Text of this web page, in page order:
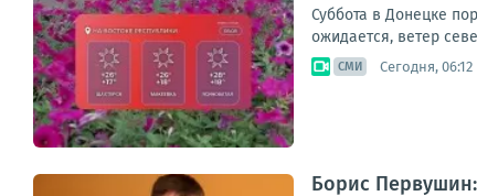
Суббота в Донецке
ожидается, ветер
СМИ Сегодня, 06:12
Борис